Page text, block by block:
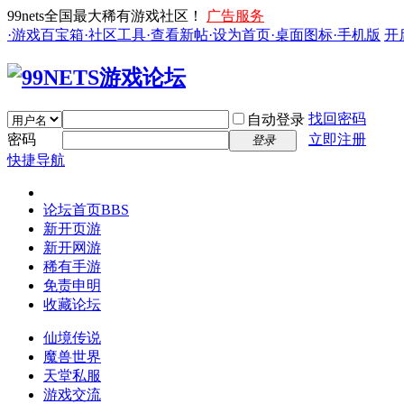
99nets全国最大稀有游戏社区！
广告服务
·游戏百宝箱·社区工具·查看新帖·设为首页·桌面图标·手机版 开
自动登录 找回密码
密码
登录
立即注册
快捷导航
论坛首页BBS
新开页游
新开网游
稀有手游
免责申明
收藏论坛
仙境传说
魔兽世界
天堂私服
游戏交流